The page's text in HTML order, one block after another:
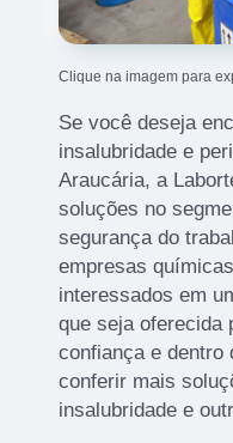
Clique na imagem para
Se você deseja
insalubridade e
Araucária, a
soluções no
segurança do
empresas
interessados em
que seja oferecida
confiança e dentro
conferir mais
insalubridade e